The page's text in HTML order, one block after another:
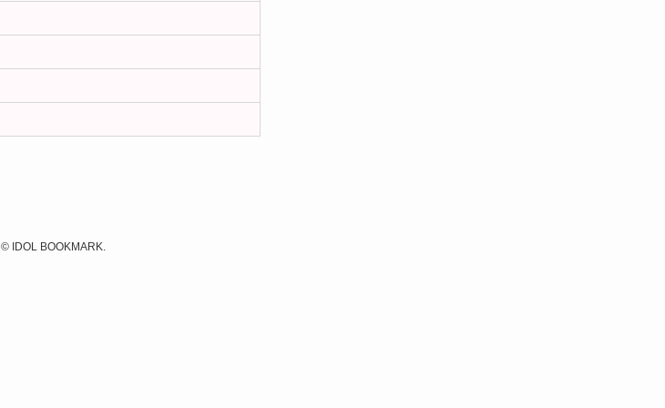
©IDOL BOOKMARK.